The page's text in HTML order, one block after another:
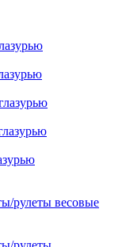
рулеты весовые